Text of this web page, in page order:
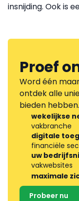
insnijding. Ook is
Proef
Word één
ontdek alle
bieden hebben.
wekelijkse
vakbranche
digitale
financiële
uw
vakwebsites
maximale
Probeer nu